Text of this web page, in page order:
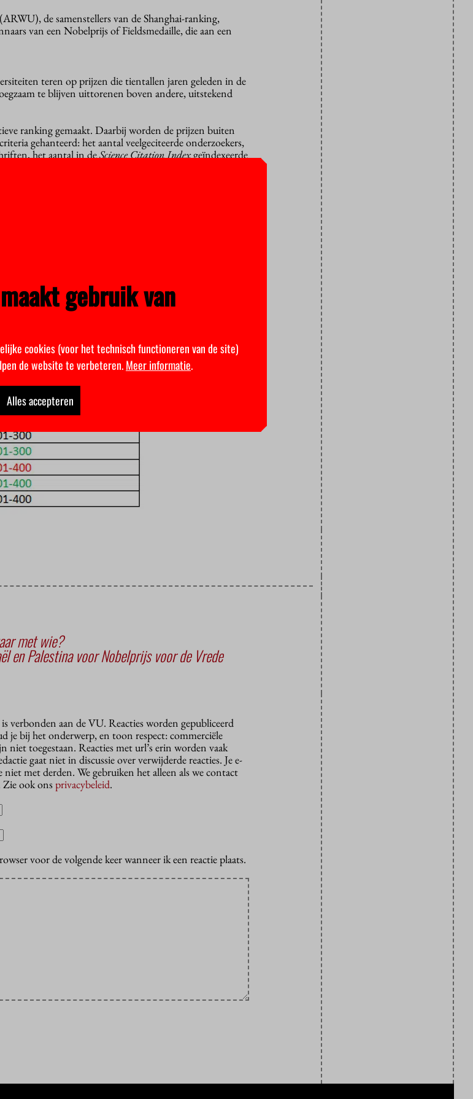
(ARWU), de samenstellers van de Shanghai-ranking,
van een Nobelprijs of Fieldsmedaille, die aan een
teren op prijzen die tientallen jaren geleden in de
te blijven uittorenen boven andere, uitstekend
ranking gemaakt. Daarbij worden de prijzen buiten
gehanteerd: het aantal veelgeciteerde onderzoekers,
het aantal in deScience Citation Indexgeïndexeerde
van 100 met maar liefst veertig plaatsen naar 60.
76 en de UvA op 87. Niet slecht, voor zo’n klein
met wie?
en Palestina voor Nobelprijs voor de Vrede
verbonden aan de VU. Reacties worden gepubliceerd
je bij het onderwerp, en toon respect: commerciële
niet toegestaan. Reacties met url’s erin worden vaak
gaat niet in discussie over verwijderde reacties. Je e-
met derden. We gebruiken het alleen als we contact
Zie ook onsprivacybeleid.
voor de volgende keer wanneer ik een reactie plaats.
gebruik van
cookies (voor het technisch functioneren van de site)
de website te verbeteren.Meer informatie.
Alles accepteren